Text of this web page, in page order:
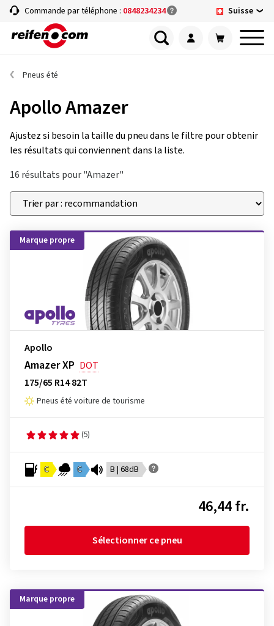
Commande par téléphone : 0848234234 Suisse
Pneus été
Apollo Amazer
Ajustez si besoin la taille du pneu dans le filtre pour obtenir
les résultats qui conviennent dans la liste.
16 résultats pour "Amazer"
Marque propre
Apollo
Amazer XP DOT
175/65 R14 82T
Pneus été voiture de tourisme
(5)
C C B | 68dB
46,44 fr.
Sélectionner ce pneu
Marque propre